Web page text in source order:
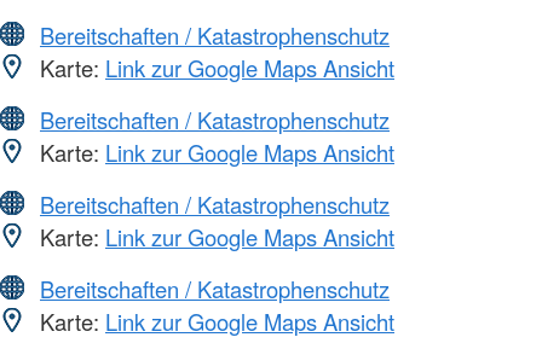
Bereitschaften / Katastrophenschutz
Karte: Link zur Google Maps Ansicht
Bereitschaften / Katastrophenschutz
Karte: Link zur Google Maps Ansicht
Bereitschaften / Katastrophenschutz
Karte: Link zur Google Maps Ansicht
Bereitschaften / Katastrophenschutz
Karte: Link zur Google Maps Ansicht